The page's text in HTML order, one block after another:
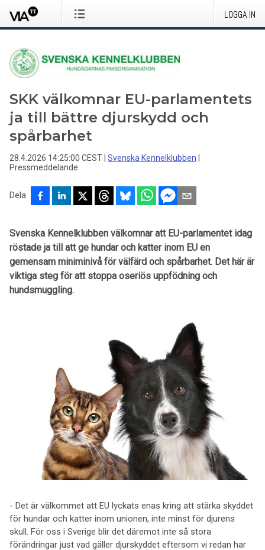
LOGGA IN
SKK välkomnar EU-parlamentets
ja till bättre djurskydd och
spårbarhet
28.4.2026 14:25:00 CEST Svenska Kennelklubben
Pressmeddelande
Dela
Svenska Kennelklubben välkomnar att EU-parlamentet idag
röstade ja till att ge hundar och katter inom EU en
gemensam miniminivå för välfärd och spårbarhet. Det här är
viktiga steg för att stoppa oseriös uppfödning och
hundsmuggling.
- Det är välkommet att EU lyckats enas kring att stärka skyddet
för hundar och katter inom unionen, inte minst för djurens
skull. För oss i Sverige blir det däremot inte så stora
förändringar just vad gäller djurskyddet eftersom vi redan har